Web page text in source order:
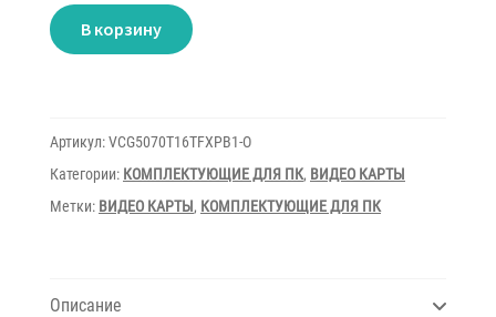
Количество
товара
Видеокарта
OC
Triple
Fan
В корзину
Артикул:VCG5070T16TFXPB1-O
Категории: КОМПЛЕКТУЮЩИЕ ДЛЯ ПК, ВИДЕО КАРТЫ
Метки: ВИДЕО КАРТЫ, КОМПЛЕКТУЮЩИЕ ДЛЯ ПК
Описание